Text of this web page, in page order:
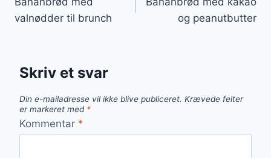
valnødder til brunch
og peanutbutter
Skriv et svar
Din e-mailadresse vil ikke blive publiceret. Krævede felter
er markeret med *
Kommentar *